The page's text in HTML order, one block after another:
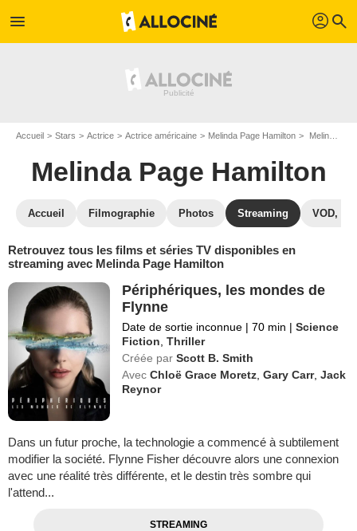
menu profil search
Accueil Stars Actrice Actrice américaine Melinda Page Hamilton Melinda Page Hamilton : Films et séries online
Melinda Page Hamilton
Accueil Filmographie Photos Streaming VOD,
Retrouvez tous les films et séries TV disponibles en
streaming avec Melinda Page Hamilton
Périphériques, les mondes de
Flynne
Date de sortie inconnue | 70 min | Science
Fiction ,Thriller
Créée par Scott B. Smith
Avec Chloë Grace Moretz ,Gary Carr,Jack
Reynor
Dans un futur proche, la technologie a commencé à subtilement
modifier la société. Flynne Fisher découvre alors une connexion
avec une réalité très différente, et le destin très sombre qui
l'attend...
STREAMING